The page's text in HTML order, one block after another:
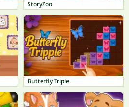
StoryZoo
Butterfly Triple